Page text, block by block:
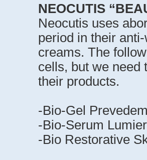
NEOCUTIS
Neocutis uses
period in their
creams. The
cells, but we need
their products.
-Bio-Gel
-Bio-Serum
-Bio Restorative